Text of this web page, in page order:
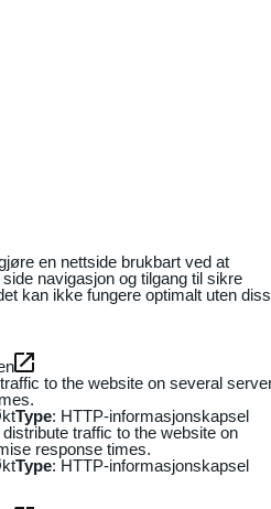
en nettside brukbart ved at
navigasjon og tilgang til sikre
kan ikke fungere optimalt uten
to the website on several
Type: HTTP-informasjonskapsel
traffic to the website on
response times.
Type: HTTP-informasjonskapsel